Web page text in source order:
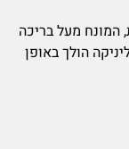
המונח מעל בריכה
הולך באופן